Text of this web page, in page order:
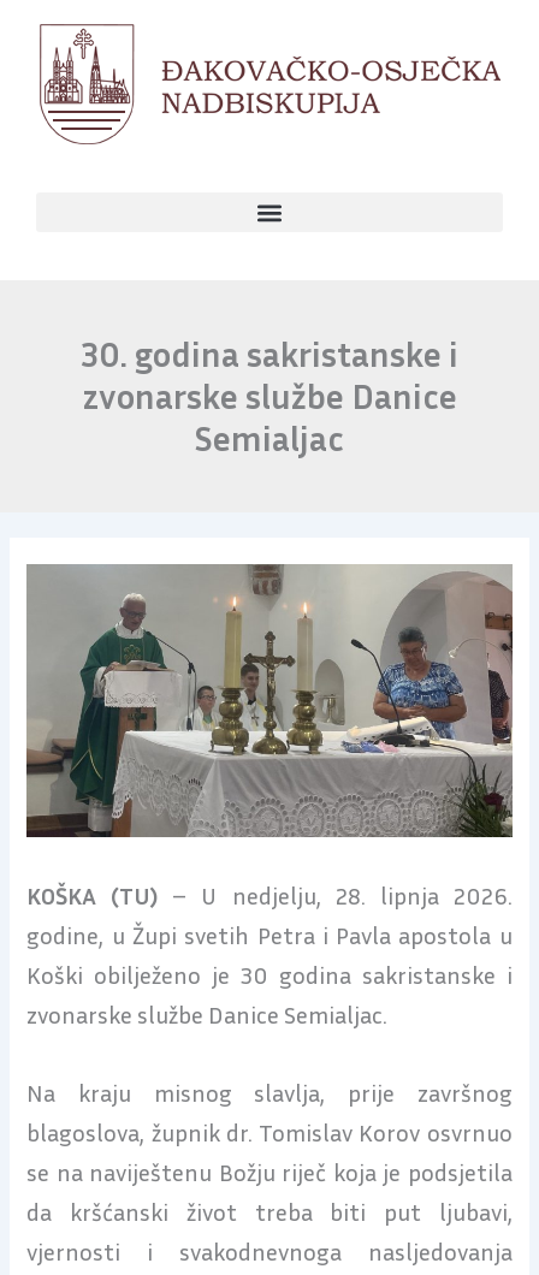
content
30. godina sakristanske i
zvonarske službe Danice
Semialjac
KOŠKA (TU) – U nedjelju, 28. lipnja 2026.
godine, u Župi svetih Petra i Pavla apostola u
Koški obilježeno je 30 godina sakristanske i
zvonarske službe Danice Semialjac.
Na kraju misnog slavlja, prije završnog
blagoslova, župnik dr. Tomislav Korov osvrnuo
se na naviještenu Božju riječ koja je podsjetila
da kršćanski život treba biti put ljubavi,
vjernosti i svakodnevnoga nasljedovanja